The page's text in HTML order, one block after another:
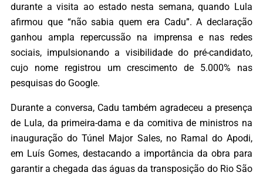
durante a visita ao estado nesta semana, quando Lula
afirmou que “não sabia quem era Cadu”. A declaração
ganhou ampla repercussão na imprensa e nas redes
sociais, impulsionando a visibilidade do pré-candidato,
cujo nome registrou um crescimento de 5.000% nas
pesquisas do Google.
Durante a conversa, Cadu também agradeceu a presença
de Lula, da primeira-dama e da comitiva de ministros na
inauguração do Túnel Major Sales, no Ramal do Apodi,
em Luís Gomes, destacando a importância da obra para
garantir a chegada das águas da transposição do Rio São